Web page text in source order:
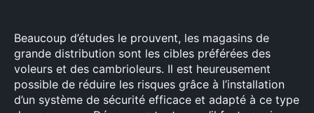
Beaucoup d’études le prouvent, les magasins de
grande distribution sont les cibles préférées des
voleurs et des cambrioleurs. Il est heureusement
possible de réduire les risques grâce à l’installation
d’un système de sécurité efficace et adapté à ce type